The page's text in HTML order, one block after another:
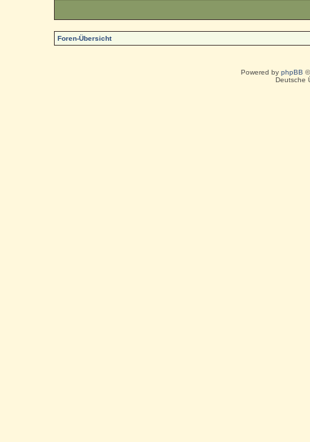
Foren-Übersicht
Powered by phpBB
Deutsche